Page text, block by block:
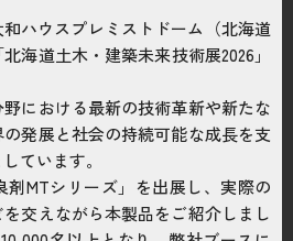
ハウスプレミストドーム（北海道
海道土木・建築未来技術展2026」
における最新の技術革新や新たな
発展と社会の持続可能な成長を支
ています。
剤MTシリーズ」を出展し、実際の
交えながら本製品をご紹介しまし